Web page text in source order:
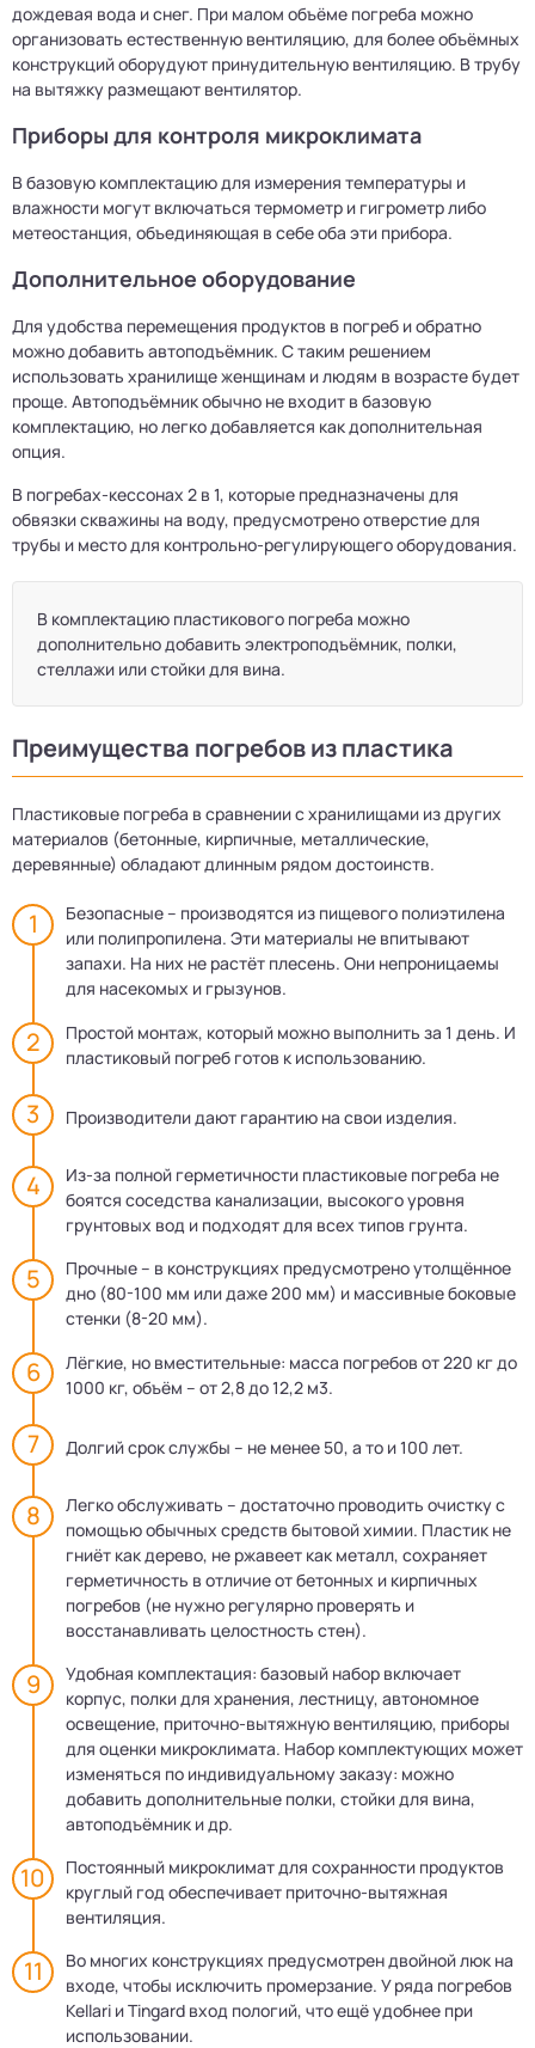
дождевая вода и снег. При малом объёме погреба можно
организовать естественную вентиляцию, для более объёмных
конструкций оборудуют принудительную вентиляцию. В трубу
на вытяжку размещают вентилятор.
Приборы для контроля микроклимата
В базовую комплектацию для измерения температуры и
влажности могут включаться термометр и гигрометр либо
метеостанция, объединяющая в себе оба эти прибора.
Дополнительное оборудование
Для удобства перемещения продуктов в погреб и обратно
можно добавить автоподъёмник. С таким решением
использовать хранилище женщинам и людям в возрасте будет
проще. Автоподъёмник обычно не входит в базовую
комплектацию, но легко добавляется как дополнительная
опция.
В погребах-кессонах 2 в 1, которые предназначены для
обвязки скважины на воду, предусмотрено отверстие для
трубы и место для контрольно-регулирующего оборудования.
В комплектацию пластикового погреба можно
дополнительно добавить электроподъёмник, полки,
стеллажи или стойки для вина.
Преимущества погребов из пластика
Пластиковые погреба в сравнении с хранилищами из других
материалов (бетонные, кирпичные, металлические,
деревянные) обладают длинным рядом достоинств.
Безопасные – производятся из пищевого полиэтилена
или полипропилена. Эти материалы не впитывают
запахи. На них не растёт плесень. Они непроницаемы
для насекомых и грызунов.
Простой монтаж, который можно выполнить за 1 день. И
пластиковый погреб готов к использованию.
Производители дают гарантию на свои изделия.
Из-за полной герметичности пластиковые погреба не
боятся соседства канализации, высокого уровня
грунтовых вод и подходят для всех типов грунта.
Прочные – в конструкциях предусмотрено утолщённое
дно (80-100 мм или даже 200 мм) и массивные боковые
стенки (8-20 мм).
Лёгкие, но вместительные: масса погребов от 220 кг до
1000 кг, объём – от 2,8 до 12,2 м3.
Долгий срок службы – не менее 50, а то и 100 лет.
Легко обслуживать – достаточно проводить очистку с
помощью обычных средств бытовой химии. Пластик не
гниёт как дерево, не ржавеет как металл, сохраняет
герметичность в отличие от бетонных и кирпичных
погребов (не нужно регулярно проверять и
восстанавливать целостность стен).
Удобная комплектация: базовый набор включает
корпус, полки для хранения, лестницу, автономное
освещение, приточно-вытяжную вентиляцию, приборы
для оценки микроклимата. Набор комплектующих может
изменяться по индивидуальному заказу: можно
добавить дополнительные полки, стойки для вина,
автоподъёмник и др.
Постоянный микроклимат для сохранности продуктов
круглый год обеспечивает приточно-вытяжная
вентиляция.
Во многих конструкциях предусмотрен двойной люк на
входе, чтобы исключить промерзание. У ряда погребов
Kellari и Tingard вход пологий, что ещё удобнее при
использовании.